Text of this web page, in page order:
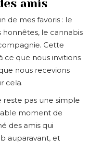
amis
de mes favoris : le
honnêtes, le cannabis
Cette
ce que nous invitions
nous recevions
cela.
reste pas une simple
moment de
des amis qui
auparavant, et